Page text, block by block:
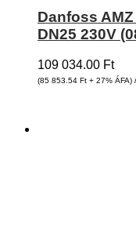
Danfoss
DN25 230V
109 034.00 Ft
(85 853.54 Ft + 27% ÁFA)